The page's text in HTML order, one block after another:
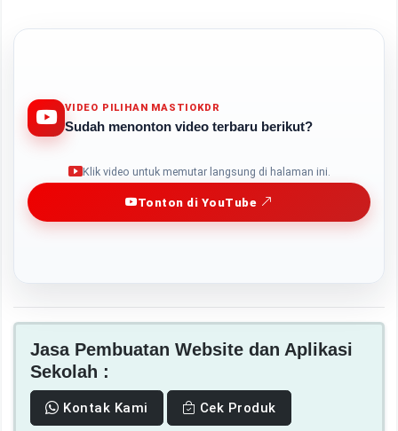
VIDEO PILIHAN MASTIOKDR
Sudah menonton video terbaru berikut?
Klik video untuk memutar langsung di halaman ini.
Tonton di YouTube
Jasa Pembuatan Website dan Aplikasi
Sekolah :
Kontak Kami Cek Produk